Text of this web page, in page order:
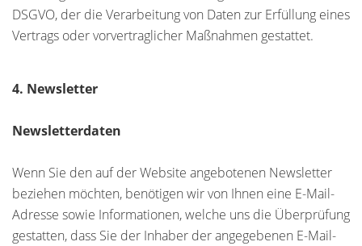
DSGVO, der die Verarbeitung von Daten zur Erfüllung eines
Vertrags oder vorvertraglicher Maßnahmen gestattet.
4. Newsletter
Newsletterdaten
Wenn Sie den auf der Website angebotenen Newsletter
beziehen möchten, benötigen wir von Ihnen eine E-Mail-
Adresse sowie Informationen, welche uns die Überprüfung
gestatten, dass Sie der Inhaber der angegebenen E-Mail-